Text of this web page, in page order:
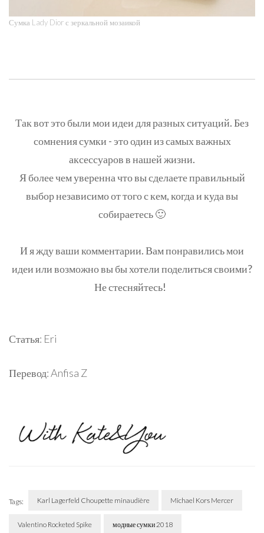
Сумка Lady Dior с зеркальной мозаикой
Так вот это были мои идеи для разных ситуаций. Без
сомнения сумки - это один из самых важных
аксессуаров в нашей жизни.
Я более чем уверенна что вы сделаете правильный
выбор независимо от того с кем, когда и куда вы
собираетесь 🙂
И я жду ваши комментарии. Вам понравились мои
идеи или возможно вы бы хотели поделиться своими?
Не стесняйтесь!
Статья: Eri
Перевод: Anfisa Z
Tags: Karl Lagerfeld Choupette minaudière Michael Kors Mercer
Valentino Rocketed Spike модные сумки 2018